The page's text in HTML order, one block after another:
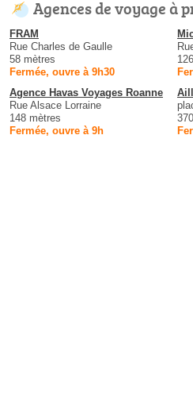
Agences de voyage à
FRAM
Rue Charles de Gaulle
58 mètres
Fermée, ouvre à 9h30
Agence Havas Voyages Roanne
Rue Alsace Lorraine
148 mètres
Fermée, ouvre à 9h